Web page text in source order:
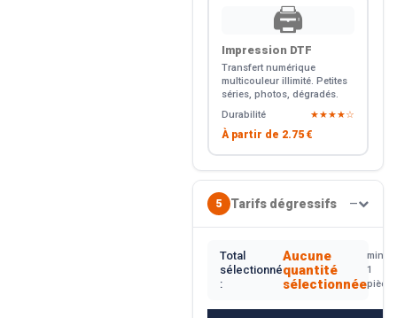
🖨️
Impression DTF
Transfert numérique
multicouleur illimité. Petites
séries, photos, dégradés.
Durabilité
★★★★☆
À partir de 2.75 €
5 Tarifs dégressifs —
Total
sélectionné
:
Aucune
quantité
sélectionnée
min.
1
pièce